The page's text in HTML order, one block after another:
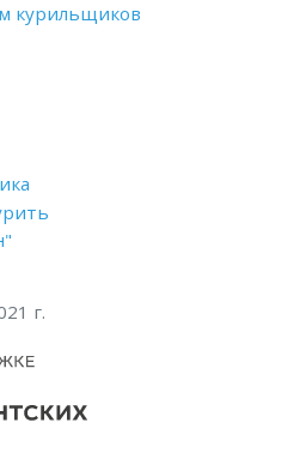
курильщиков
г.